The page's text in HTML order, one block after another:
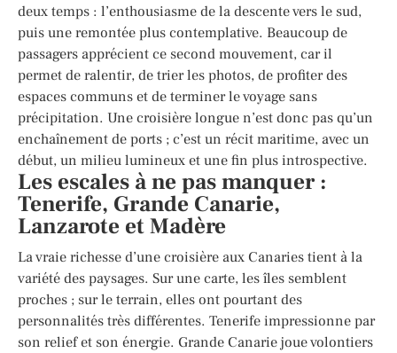
deux temps : l’enthousiasme de la descente vers le sud,
puis une remontée plus contemplative. Beaucoup de
passagers apprécient ce second mouvement, car il
permet de ralentir, de trier les photos, de profiter des
espaces communs et de terminer le voyage sans
précipitation. Une croisière longue n’est donc pas qu’un
enchaînement de ports ; c’est un récit maritime, avec un
début, un milieu lumineux et une fin plus introspective.
Les escales à ne pas manquer :
Tenerife, Grande Canarie,
Lanzarote et Madère
La vraie richesse d’une croisière aux Canaries tient à la
variété des paysages. Sur une carte, les îles semblent
proches ; sur le terrain, elles ont pourtant des
personnalités très différentes. Tenerife impressionne par
son relief et son énergie. Grande Canarie joue volontiers